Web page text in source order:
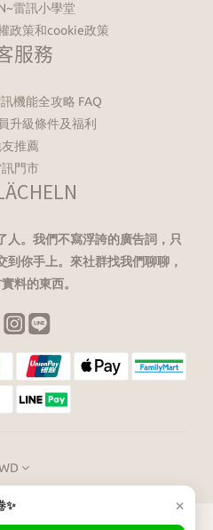
雷訊小學堂
政策和cookie政策
服務
機能全攻略 FAQ
升級條件及福利
推薦
門市
人。我們不寫浮誇的廣告詞，只
你手上。來社群找我們聊聊，
料的東西。
✨ ×